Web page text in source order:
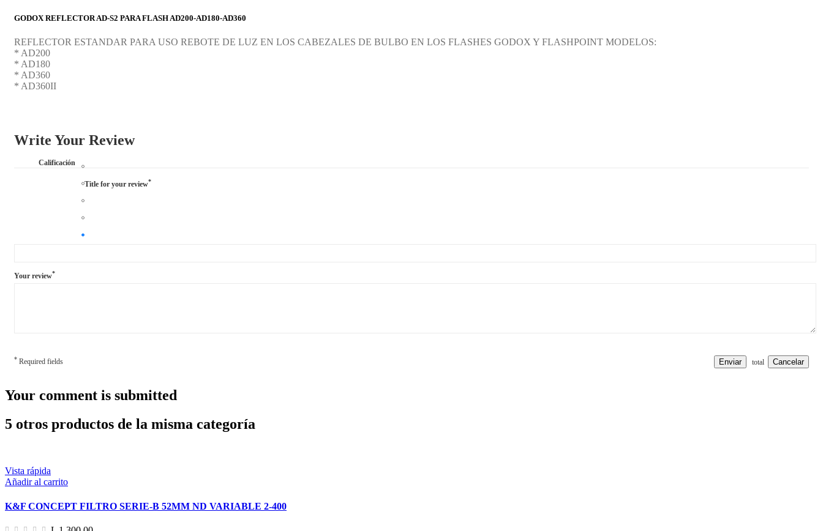
GODOX REFLECTOR AD-S2 PARA FLASH AD200-AD180-AD360
REFLECTOR ESTANDAR PARA USO REBOTE DE LUZ EN LOS CABEZALES DE BULBO EN LOS FLASHES GODOX Y FLASHPOINT MODELOS:
* AD200
* AD180
* AD360
* AD360II
Write Your Review
Calificación
Title for your review*
Your review*
* Required fields Enviar total Cancelar
Your comment is submitted
5 otros productos de la misma categoría
Vista rápida
Añadir al carrito
K&F CONCEPT FILTRO SERIE-B 52MM ND VARIABLE 2-400